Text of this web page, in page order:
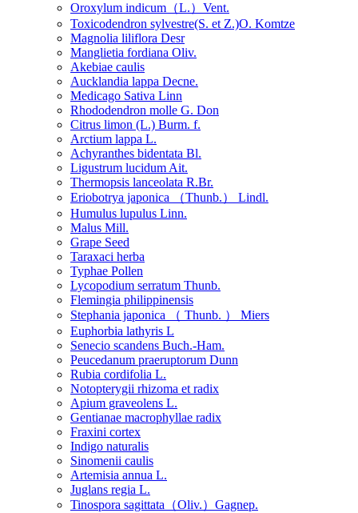
Oroxylum indicum（L.）Vent.
Toxicodendron sylvestre(S. et Z.)O. Komtze
Magnolia liliflora Desr
Manglietia fordiana Oliv.
Akebiae caulis
Aucklandia lappa Decne.
Medicago Sativa Linn
Rhododendron molle G. Don
Citrus limon (L.) Burm. f.
Arctium lappa L.
Achyranthes bidentata Bl.
Ligustrum lucidum Ait.
Thermopsis lanceolata R.Br.
Eriobotrya japonica （Thunb.） Lindl.
Humulus lupulus Linn.
Malus Mill.
Grape Seed
Taraxaci herba
Typhae Pollen
Lycopodium serratum Thunb.
Flemingia philippinensis
Stephania japonica （ Thunb. ） Miers
Euphorbia lathyris L
Senecio scandens Buch.-Ham.
Peucedanum praeruptorum Dunn
Rubia cordifolia L.
Notopterygii rhizoma et radix
Apium graveolens L.
Gentianae macrophyllae radix
Fraxini cortex
Indigo naturalis
Sinomenii caulis
Artemisia annua L.
Juglans regia L.
Tinospora sagittata（Oliv.）Gagnep.